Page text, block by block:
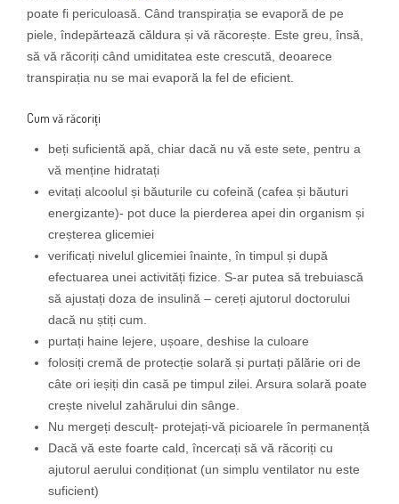
poate fi periculoasă. Când transpirația se evaporă de pe
piele, îndepărtează căldura și vă răcorește. Este greu, însă,
să vă răcoriți când umiditatea este crescută, deoarece
transpirația nu se mai evaporă la fel de eficient.
Cum vă răcoriți
beți suficientă apă, chiar dacă nu vă este sete, pentru a
vă menține hidratați
evitați alcoolul și băuturile cu cofeină (cafea și băuturi
energizante)- pot duce la pierderea apei din organism și
creșterea glicemiei
verificați nivelul glicemiei înainte, în timpul și după
efectuarea unei activități fizice. S-ar putea să trebuiască
să ajustați doza de insulină – cereți ajutorul doctorului
dacă nu știți cum.
purtați haine lejere, ușoare, deshise la culoare
folosiți cremă de protecție solară și purtați pălărie ori de
câte ori ieșiți din casă pe timpul zilei. Arsura solară poate
crește nivelul zahărului din sânge.
Nu mergeți desculț- protejați-vă picioarele în permanență
Dacă vă este foarte cald, încercați să vă răcoriți cu
ajutorul aerului condiționat (un simplu ventilator nu este
suficient)